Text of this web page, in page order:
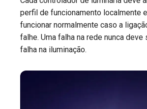
perfil de funcionamento localmente
funcionar normalmente caso a
falhe. Uma falha na rede nunca deve
falha na iluminação.